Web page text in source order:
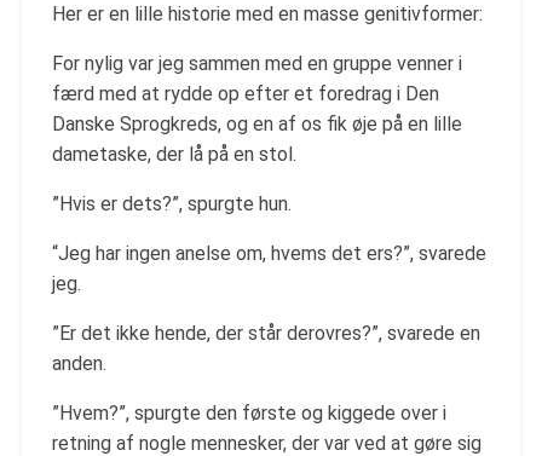
Her er en lille historie med en masse genitivformer:
For nylig var jeg sammen med en gruppe venner i
færd med at rydde op efter et foredrag i Den
Danske Sprogkreds, og en af os fik øje på en lille
dametaske, der lå på en stol.
”Hvis er dets?”, spurgte hun.
“Jeg har ingen anelse om, hvems det ers?”, svarede
jeg.
”Er det ikke hende, der står derovres?”, svarede en
anden.
”Hvem?”, spurgte den første og kiggede over i
retning af nogle mennesker, der var ved at gøre sig